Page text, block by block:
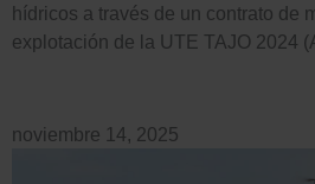
hídricos a través de un contrato de
explotación de la UTE TAJO 2024
noviembre 14, 2025